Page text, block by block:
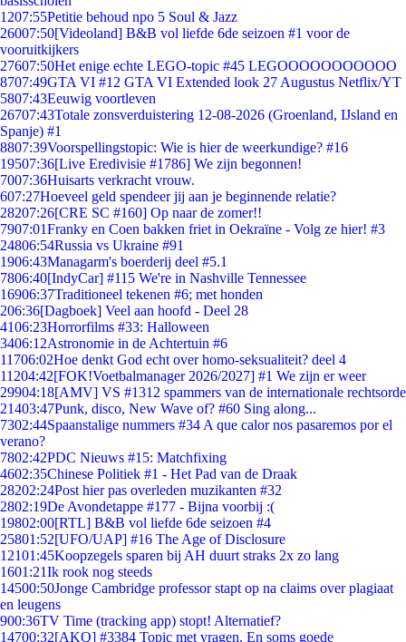
1207:55Petitie behoud npo 5 Soul & Jazz
26007:50[Videoland] B&B vol liefde 6de seizoen #1 voor de
vooruitkijkers
27607:50Het enige echte LEGO-topic #45 LEGOOOOOOOOOOO
8707:49GTA VI #12 GTA VI Extended look 27 Augustus Netflix/YT
5807:43Eeuwig voortleven
26707:43Totale zonsverduistering 12-08-2026 (Groenland, IJsland en
Spanje) #1
8807:39Voorspellingstopic: Wie is hier de weerkundige? #16
19507:36[Live Eredivisie #1786] We zijn begonnen!
7007:36Huisarts verkracht vrouw.
607:27Hoeveel geld spendeer jij aan je beginnende relatie?
28207:26[CRE SC #160] Op naar de zomer!!
7907:01Franky en Coen bakken friet in Oekraïne - Volg ze hier! #3
24806:54Russia vs Ukraine #91
1906:43Managarm's boerderij deel #5.1
7806:40[IndyCar] #115 We're in Nashville Tennessee
16906:37Traditioneel tekenen #6; met honden
206:36[Dagboek] Veel aan hoofd - Deel 28
4106:23Horrorfilms #33: Halloween
3406:12Astronomie in de Achtertuin #6
11706:02Hoe denkt God echt over homo-seksualiteit? deel 4
11204:42[FOK!Voetbalmanager 2026/2027] #1 We zijn er weer
29904:18[AMV] VS #1312 spammers van de internationale rechtsorde
21403:47Punk, disco, New Wave of? #60 Sing along...
7302:44Spaanstalige nummers #34 A que calor nos pasaremos por el
verano?
7802:42PDC Nieuws #15: Matchfixing
4602:35Chinese Politiek #1 - Het Pad van de Draak
28202:24Post hier pas overleden muzikanten #32
2802:19De Avondetappe #177 - Bijna voorbij :(
19802:00[RTL] B&B vol liefde 6de seizoen #4
25801:52[UFO/UAP] #16 The Age of Disclosure
12101:45Koopzegels sparen bij AH duurt straks 2x zo lang
1601:21Ik rook nog steeds
14500:50Jonge Cambridge professor stapt op na claims over plagiaat
en leugens
900:36TV Time (tracking app) stopt! Alternatief?
14700:32[AKQ] #3384 Topic met vragen. En soms goede